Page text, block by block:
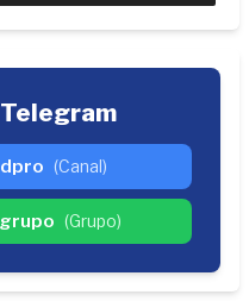
(Canal)
(Grupo)